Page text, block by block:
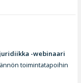
-webinaari
toimintatapoihin